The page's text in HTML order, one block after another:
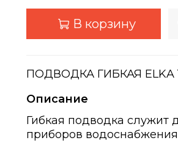
В корзину
ПОДВОДКА ГИБКАЯ ELKA
Описание
Гибкая подводка служит
приборов